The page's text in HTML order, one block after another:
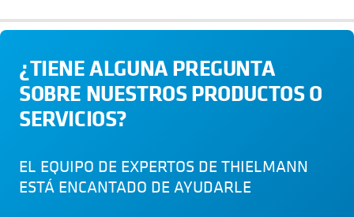
¿TIENE ALGUNA PREGUNTA
SOBRE NUESTROS PRODUCTOS O
SERVICIOS?
EL EQUIPO DE EXPERTOS DE THIELMANN
ESTÁ ENCANTADO DE AYUDARLE